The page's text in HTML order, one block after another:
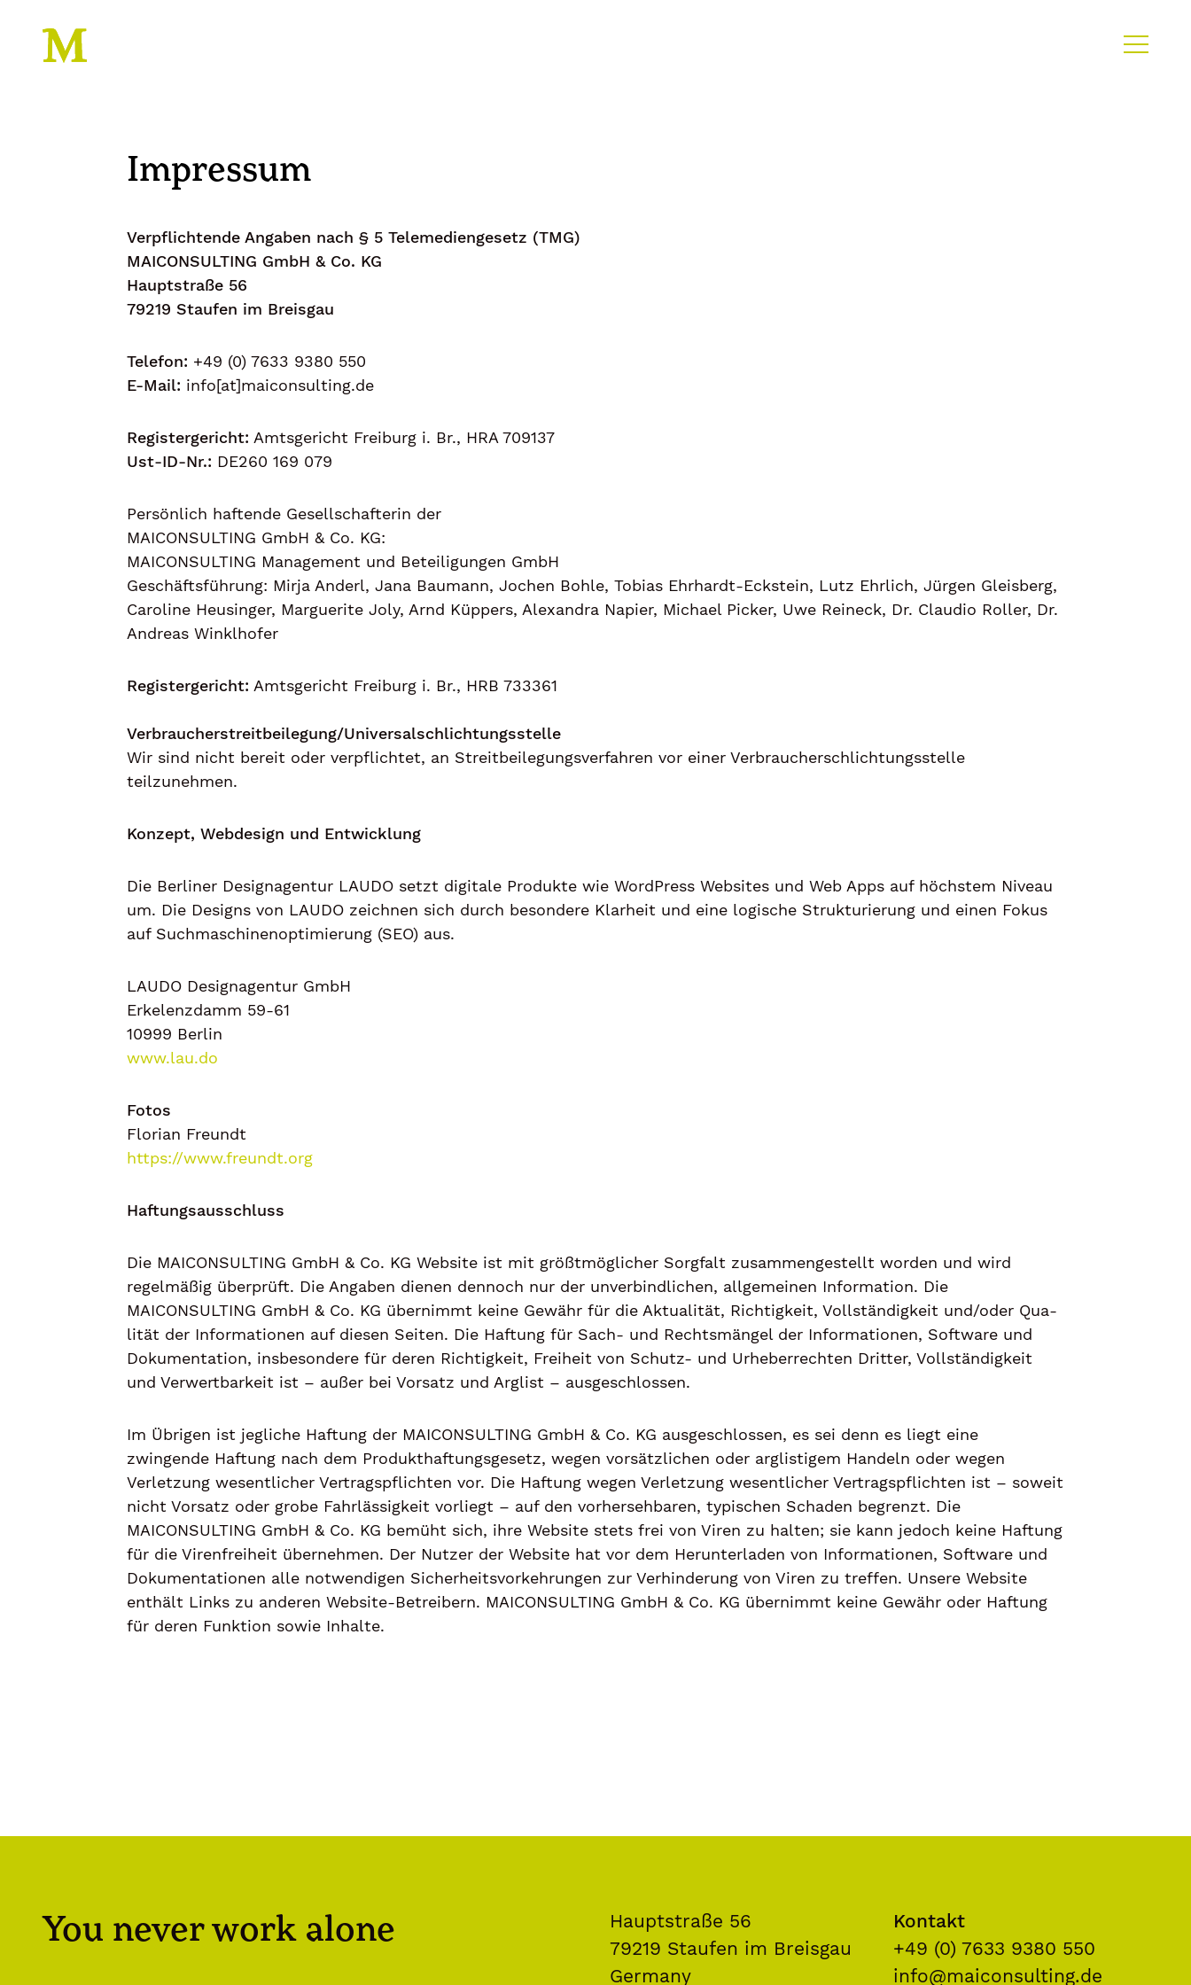
Impressum
Verpflichtende Angaben nach § 5 Telemediengesetz (TMG)
MAICONSULTING GmbH & Co. KG
Hauptstraße 56
79219 Staufen im Breisgau
Telefon: +49 (0) 7633 9380 550
E-Mail: info[at]maiconsulting.de
Registergericht: Amtsgericht Freiburg i. Br., HRA 709137
Ust-ID-Nr.: DE260 169 079
Persönlich haftende Gesellschafterin der
MAICONSULTING GmbH & Co. KG:
MAICONSULTING Management und Beteiligungen GmbH
Geschäftsführung: Mirja Anderl, Jana Baumann, Jochen Bohle, Tobias Ehrhardt-Eckstein, Lutz Ehrlich, Jürgen Gleisberg,
Caroline Heusinger, Marguerite Joly, Arnd Küppers, Alexandra Napier, Michael Picker, Uwe Reineck, Dr. Claudio Roller, Dr.
Andreas Winklhofer
Registergericht: Amtsgericht Freiburg i. Br., HRB 733361
Verbraucher­streit­beilegung/Universal­schlichtungs­stelle
Wir sind nicht bereit oder verpflichtet, an Streitbeilegungsverfahren vor einer Verbraucherschlichtungsstelle
teilzunehmen.
Konzept, Webdesign und Entwicklung
Die Berliner Designagentur LAUDO setzt digitale Produkte wie WordPress Websites und Web Apps auf höchstem Niveau
um. Die Designs von LAUDO zeichnen sich durch besondere Klarheit und eine logische Strukturierung und einen Fokus
auf Suchmaschinenoptimierung (SEO) aus.
LAUDO Designagentur GmbH
Erkelenzdamm 59-61
10999 Berlin
www.lau.do
Fotos
Florian Freundt
https://www.freundt.org
Haftungsausschluss
Die MAICONSULTING GmbH & Co. KG Website ist mit größtmöglicher Sorg­falt zusammengestellt worden und wird
regelmäßig überprüft. Die Angaben dienen dennoch nur der unverbindlichen, allgemeinen In­for­ma­tion. Die
MAICONSULTING GmbH & Co. KG übernimmt keine Ge­währ für die Aktualität, Richtigkeit, Vollständigkeit und/oder Qua­
li­tät der Informationen auf diesen Seiten. Die Haftung für Sach- und Rechts­mängel der Informationen, Software und
Dokumentation, ins­be­son­de­re für deren Richtigkeit, Freiheit von Schutz- und Ur­he­ber­rech­ten Dritter, Vollständigkeit
und Verwertbarkeit ist – außer bei Vor­satz und Arglist – ausgeschlossen.
Im Übrigen ist jegliche Haftung der MAICONSULTING GmbH & Co. KG aus­ge­schlos­sen, es sei denn es liegt eine
zwingende Haftung nach dem Produkthaftungsgesetz, wegen vorsätzlichen oder arglistigem Han­deln oder wegen
Verletzung wesentlicher Vertragspflichten vor. Die Haftung wegen Verletzung wesentlicher Vertragspflichten ist – so­weit
nicht Vorsatz oder grobe Fahrlässigkeit vorliegt – auf den vor­her­seh­ba­ren, typischen Schaden begrenzt. Die
MAICONSULTING GmbH & Co. KG bemüht sich, ihre Website stets frei von Viren zu hal­ten; sie kann jedoch keine Haftung
für die Virenfreiheit über­neh­men. Der Nutzer der Website hat vor dem Herunterladen von In­for­ma­tio­nen, Software und
Dokumentationen alle not­wen­di­gen Si­cher­heits­vor­keh­rungen zur Verhinderung von Viren zu treffen. Unsere Website
enthält Links zu anderen Website-Betreibern. MAICONSULTING GmbH & Co. KG übernimmt keine Gewähr oder Haf­tung
für deren Funktion sowie Inhalte.
You never work alone
Hauptstraße 56
79219 Staufen im Breisgau
Germany
Kontakt
+49 (0) 7633 9380 550
info@maiconsulting.de